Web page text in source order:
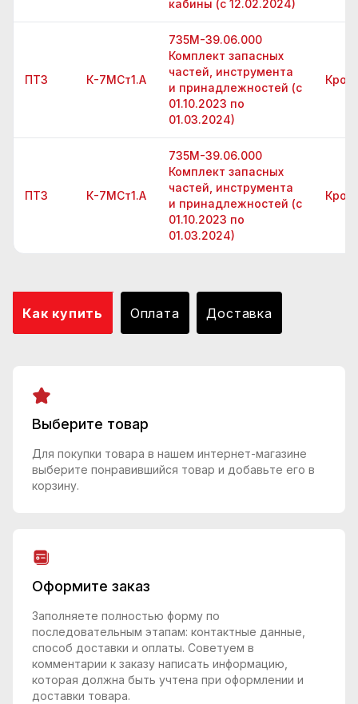
кабины (с 12.02.2024)
ПТЗ К-7МСт1.А
735М-39.06.000
Комплект запасных
частей, инструмента
и принадлежностей (с
01.10.2023 по
01.03.2024)
ПТЗ К-7МСт1.А
735М-39.06.000
Комплект запасных
частей, инструмента
и принадлежностей (с
01.10.2023 по
01.03.2024)
Как купить Оплата Доставка
Выберите товар
Для покупки товара в нашем интернет-магазине
выберите понравившийся товар и добавьте его в
корзину.
Оформите заказ
Заполняете полностью форму по
последовательным этапам: контактные данные,
способ доставки и оплаты. Советуем в
комментарии к заказу написать информацию,
которая должна быть учтена при оформлении и
доставки товара.